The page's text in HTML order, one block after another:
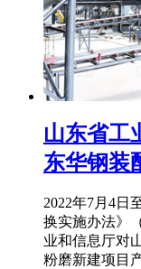
山东省工
东华钢装
2022年7月4日
换实施办法》
业和信息厅对
粉磨新建项目